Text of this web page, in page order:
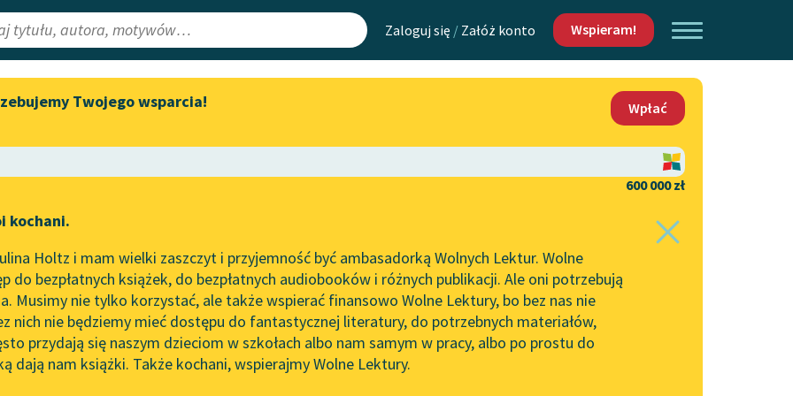
Zaloguj się / Załóż konto Wspieram!
Lektury
redakcyjne
Aktualności
Spotkanie z Katarzyną Tunkiel
do słuchania na Wolnych
Lekturach
Nowy audiobook – „Marzenie
o Oriencie” Sophie Elkan
Kolekcja Nadwyraz.com x
Wolne Lektury – idealna na
Mapa Wolnych Lektur
Leśmianator
API
OAI-PMH
Widget Wolnych Lektur
Kontakt
O projekcie
Zasady wykorzystania
Wolnych Lektur
Logotypy
Materiały promocyjne
Twojego wsparcia!
Wpłać
600 000 zł
kochani.
Holtz i mam wielki zaszczyt i przyjemność być ambasadorką Wolnych Lektur. Wolne
do bezpłatnych książek, do bezpłatnych audiobooków i różnych publikacji. Ale oni potrzebują
Musimy nie tylko korzystać, ale także wspierać finansowo Wolne Lektury, bo bez nas nie
nich nie będziemy mieć dostępu do fantastycznej literatury, do potrzebnych materiałów,
przydają się naszym dzieciom w szkołach albo nam samym w pracy, albo po prostu do
dają nam książki. Także kochani, wspierajmy Wolne Lektury.
Przerwa-Tetmajer✖